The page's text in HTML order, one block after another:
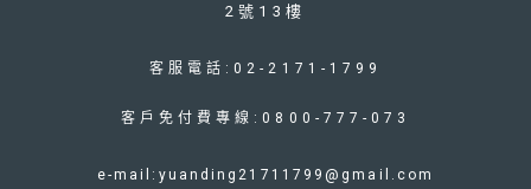
2號13樓
客服電話:02-2171-1799
客戶免付費專線:0800-777-073
e-mail:yuanding21711799@gmail.com